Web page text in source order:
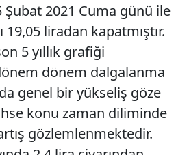
2021 Cuma günü ile
liradan kapatmıştır.
5 yıllık grafiği
dönem dalgalanma
genel bir yükseliş göze
konu zaman diliminde
gözlemlenmektedir.